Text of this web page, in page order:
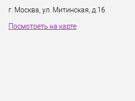
г. Москва, ул. Митинская, д.16
Посмотреть на карте